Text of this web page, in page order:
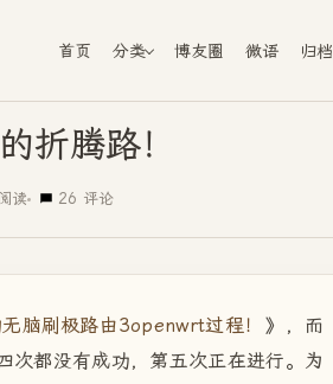
首页 分类 博友圈 微语 归档
折腾路！
读 26 评论
脑刷极路由3openwrt过程！
》，而
都没有成功，第五次正在进行。为